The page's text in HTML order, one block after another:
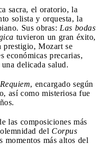
sacra, el oratorio, la
solista y orquesta, la
Sus obras: Las bodas
tuvieron un gran éxito,
prestigio, Mozart se
económicas precarias,
delicada salud.
Requiem, encargado según
así como misteriosa fue
las composiciones más
del Corpus
momentos más altos del